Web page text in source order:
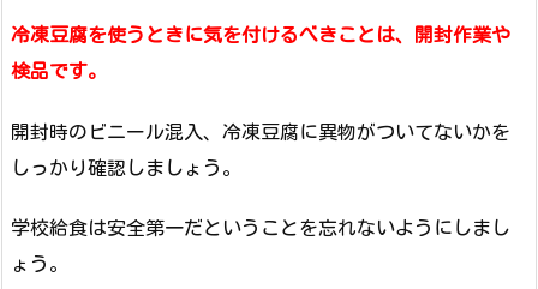
冷凍豆腐を使うときに気を付けるべきことは、
開封作業や
検品です。
開封時のビニール混入、冷凍豆腐に異物がついてないかを
しっかり確認しましょう。
学校給食は安全第一だということを忘れないようにしまし
ょう。